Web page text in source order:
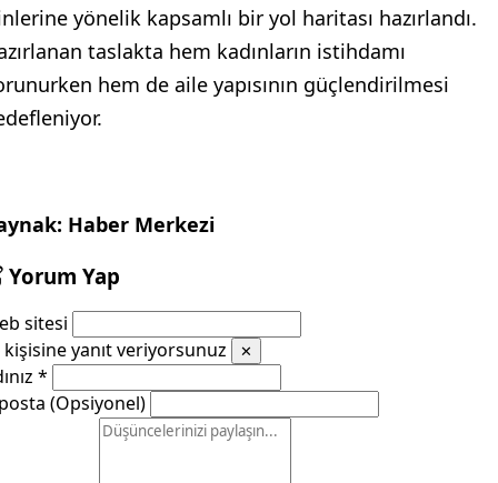
yönelik kapsamlı bir yol haritası hazırlandı.
taslakta hem kadınların istihdamı
hem de aile yapısının güçlendirilmesi
Haber Merkezi
Yorum Yap
sitesi
kişisine yanıt veriyorsunuz
✕
*
(Opsiyonel)